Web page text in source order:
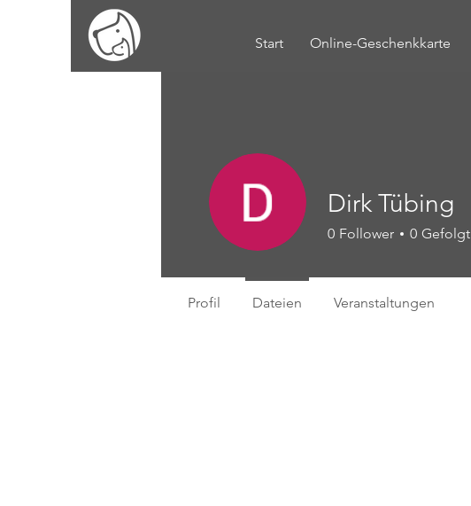
Start Online-Geschenkkarte
Dirk Tübing
0 Follower 0 Gefolgt
Profil Dateien Veranstaltungen